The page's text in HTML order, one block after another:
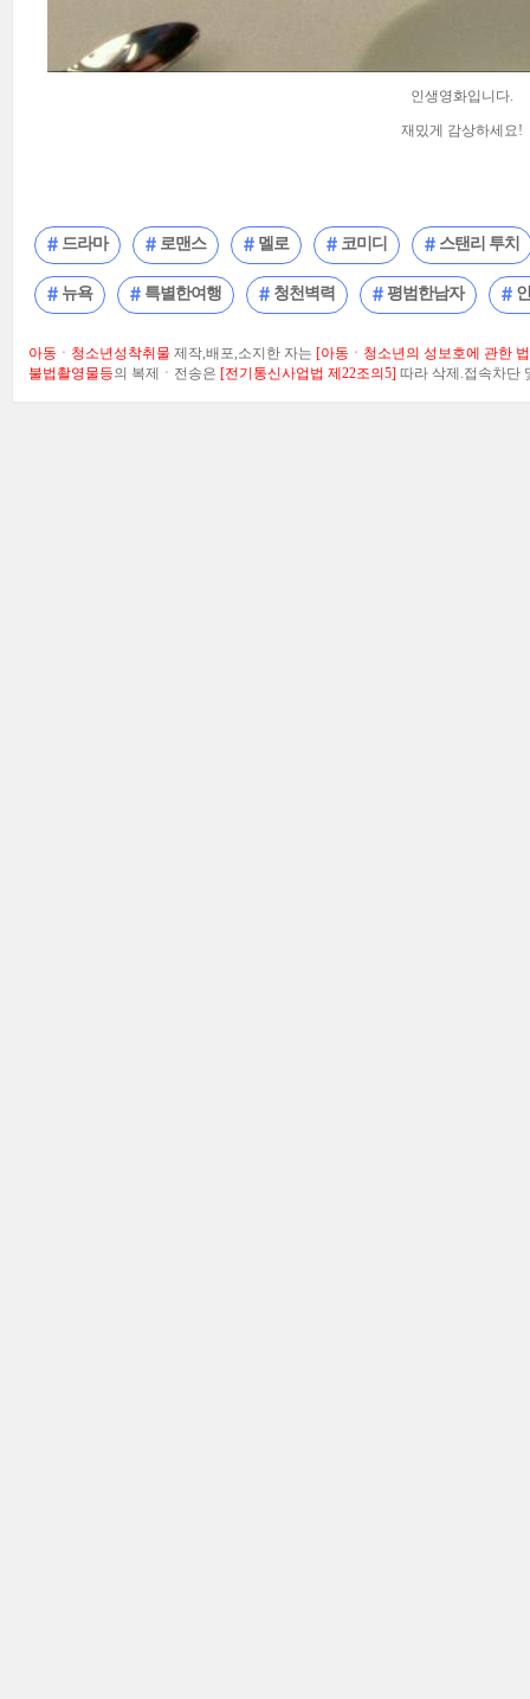
인생영화입니다.
재밌게 감상하세요!
드라마 로맨스 멜로 코미디 스탠리 투치
뉴욕 특별한여행 청천벽력 평범한남자
아동ㆍ청소년성착취물 제작,배포,소지한 자는 [아동ㆍ청소년의 성보호에 관한
불법촬영물등의 복제ㆍ전송은 [전기통신사업법 제22조의5] 따라 삭제.접속차단